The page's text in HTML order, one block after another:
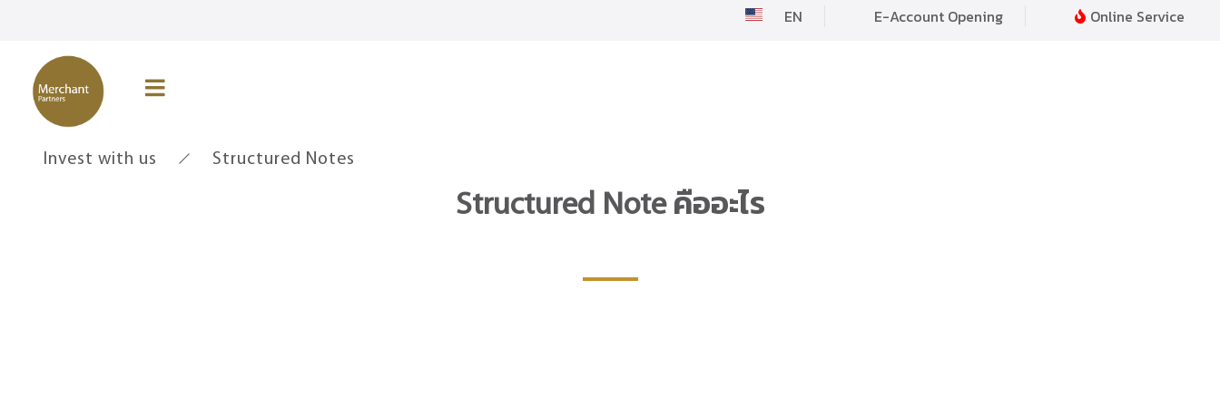
EN E-Account Opening Online Service
Invest with us Structured Notes
Structured Note คืออะไร